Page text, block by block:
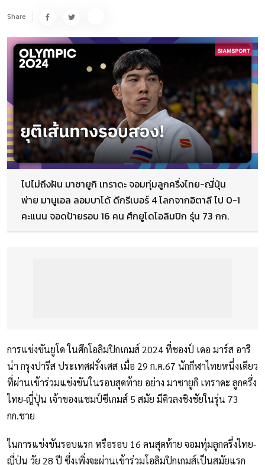
Share
ไปไม่ถึงฝัน มาซายูกิ เทราดะ จอมทุ่มลูกครึ่งไทย-ญี่ปุ่น
พ่าย มานูเอล ลอมบาโด้ ดีกรีเบอร์ 4 โลกจากอิตาลี ไป 0-1
คะแนน จอดป้ายรอบ 16 คน ศึกยูโดโอลิมปิก รุ่น 73 กก.
การแข่งขันยูโด ในศึกโอลิมปิกเกมส์ 2024 ที่ชองป์ เดอ มาร์ส อารี
น่า กรุงปารีส ประเทศฝรั่งเศส เมื่อ 29 ก.ค.67 นักกีฬาไทยหนึ่งเดียว
ที่ผ่านเข้าร่วมแข่งขันในรอบสุดท้าย อย่าง มาซายูกิ เทราดะ ลูกครึ่ง
ไทย-ญี่ปุ่น เจ้าของแชมป์ซีเกมส์ 5 สมัย มีคิวลงชิงชัยในรุ่น 73
กก.ชาย
ในการแข่งขันรอบแรก หรือรอบ 16 คนสุดท้าย จอมทุ่มลูกครึ่งไทย-
ญี่ปุ่น วัย 28 ปี ซึ่งเพิ่งจะผ่านเข้าร่วมโอลิมปิกเกมส์เป็นสมัยแรก